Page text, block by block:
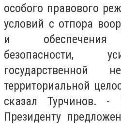
особого правового
условий с отпора
и обеспечения
безопасности,
государственной
территориальной
сказал Турчинов. -
Президенту